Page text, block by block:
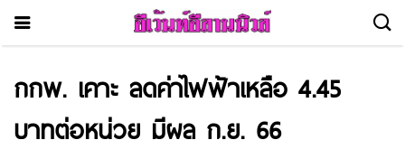
กกพ. เคาะ ลดค่าไฟฟ้าเหลือ 4.45
บาทต่อหน่วย มีผล ก.ย. 66